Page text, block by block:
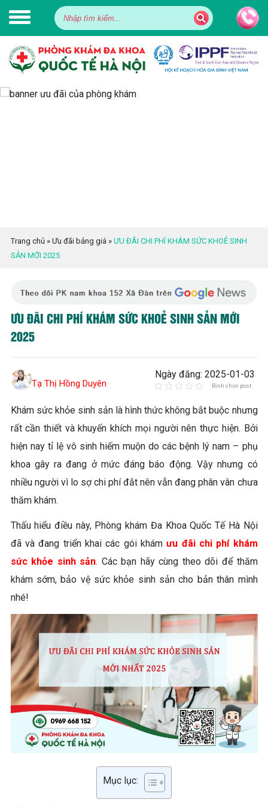
Trang chủ» Ưu đãi bảng giá » ƯU ĐÃI CHI PHÍ KHÁM SỨC KHOẺ SINH
SẢN MỚI 2025
ƯU ĐÃI CHI PHÍ KHÁM SỨC KHOẺ SINH SẢN MỚI
2025
Tạ Thị Hồng Duyên
Ngày đăng: 2025-01-03
Bình chọn post
Khám sức khỏe sinh sản là hình thức không bắt buộc nhưng
rất cần thiết và khuyến khích mọi người nên thực hiện. Bởi
hiện nay tỉ lệ vô sinh hiếm muộn do các bệnh lý nam – phụ
khoa gây ra đang ở mức đáng báo động. Vậy nhưng có
nhiều người vì lo sợ chi phí đắt nên vẫn đang phân vân chưa
thăm khám.
Thấu hiểu điều này, Phòng khám Đa Khoa Quốc Tế Hà Nội
đã và đang triển khai các gói khámưu đãi chi phí khám
sức khỏe sinh sản. Các bạn hãy cùng theo dõi để thăm
khám sớm, bảo vệ sức khỏe sinh sản cho bản thân mình
nhé!
Mục lục: